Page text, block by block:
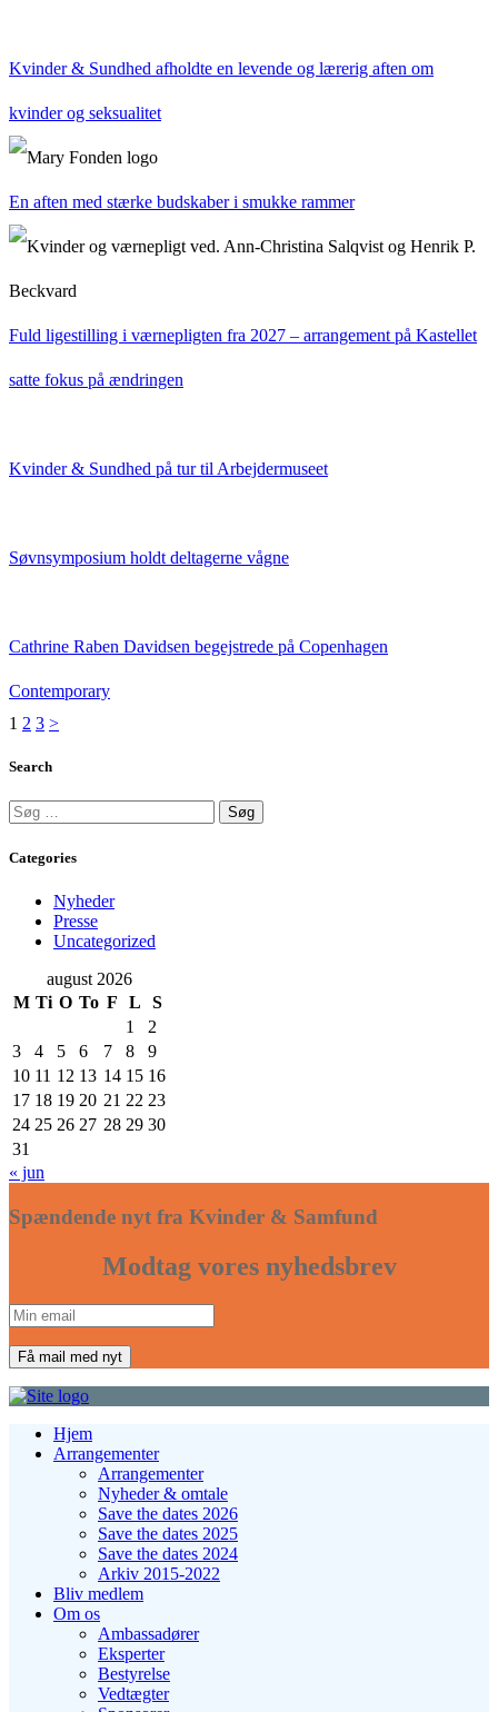
Kvinder & Sundhed afholdte en levende og lærerig aften om
kvinder og seksualitet
En aften med stærke budskaber i smukke rammer
Fuld ligestilling i værnepligten fra 2027 – arrangement på Kastellet
satte fokus på ændringen
Kvinder & Sundhed på tur til Arbejdermuseet
Søvnsymposium holdt deltagerne vågne
Cathrine Raben Davidsen begejstrede på Copenhagen
Contemporary
Indlægsinddeling
Page
1 Page
2 Page
3 >
Search
Søg
efter:
Categories
Nyheder
Presse
Uncategorized
august 2026
M Ti O To F L
S
1
2
3
4 5 6 7 8
9
10 11 12 13 14 15 16
17 18 19 20 21 22 23
24 25 26 27 28 29 30
31
« jun
Spændende nyt fra Kvinder & Samfund
Modtag vores nyhedsbrev
Hjem
Arrangementer
Arrangementer
Nyheder & omtale
Save the dates 2026
Save the dates 2025
Save the dates 2024
Arkiv 2015-2022
Bliv medlem
Om os
Ambassadører
Eksperter
Bestyrelse
Vedtægter